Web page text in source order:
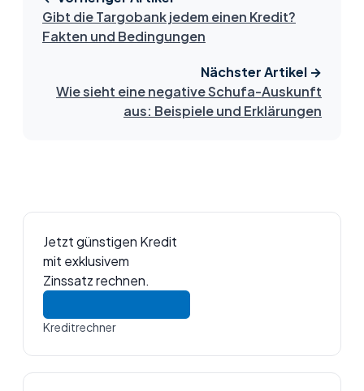
Gibt die Targobank jedem einen Kredit?
Fakten und Bedingungen
Nächster Artikel →
Wie sieht eine negative Schufa-Auskunft
aus: Beispiele und Erklärungen
Jetzt günstigen Kredit
mit exklusivem
Zinssatz rechnen.
Kreditrechner